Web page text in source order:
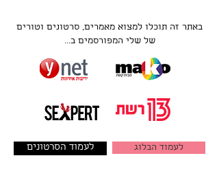
באתר זה תוכלו למצוא מאמרים, סרטונים וטורים
של שלי המפורסמים ב...
לעמוד הסרטונים לעמוד הבלוג